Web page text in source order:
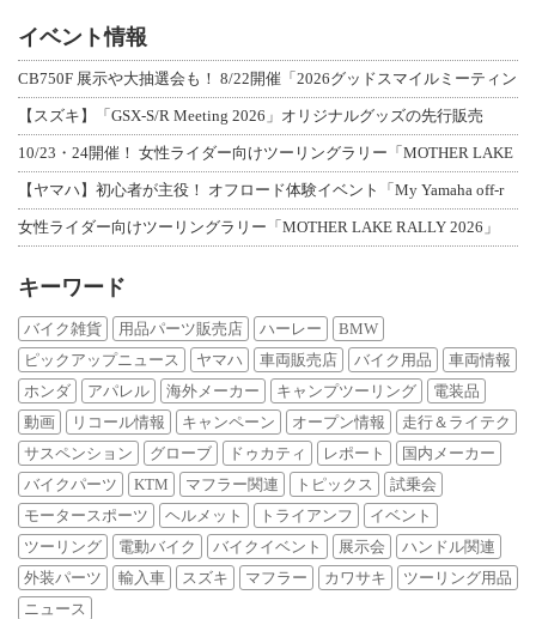
イベント情報
CB750F 展示や大抽選会も！ 8/22開催「2026グッドスマイルミーティン
【スズキ】「GSX-S/R Meeting 2026」オリジナルグッズの先行販売
10/23・24開催！ 女性ライダー向けツーリングラリー「MOTHER LAKE
【ヤマハ】初心者が主役！ オフロード体験イベント「My Yamaha off-r
女性ライダー向けツーリングラリー「MOTHER LAKE RALLY 2026」
キーワード
バイク雑貨 用品パーツ販売店 ハーレー
BMW
ピックアップニュース
ヤマハ 車両販売店 バイク用品
車両情報
ホンダ
アパレル 海外メーカー キャンプツーリング
電装品
動画
リコール情報 キャンペーン オープン情報
走行＆ライテク
サスペンション
グローブ ドゥカティ レポート
国内メーカー
バイクパーツ
KTM マフラー関連 トピックス
試乗会
モータースポーツ
ヘルメット トライアンフ
イベント
ツーリング
電動バイク バイクイベント 展示会
ハンドル関連
外装パーツ
輸入車 スズキ マフラー カワサキ
ツーリング用品
ニュース